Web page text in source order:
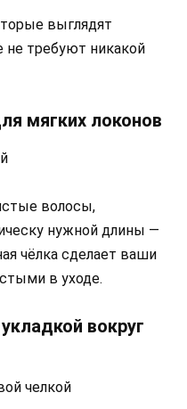
выглядят
требуют никакой
мягких локонов
волосы,
нужной длины —
чёлка сделает ваши
в уходе.
вокруг